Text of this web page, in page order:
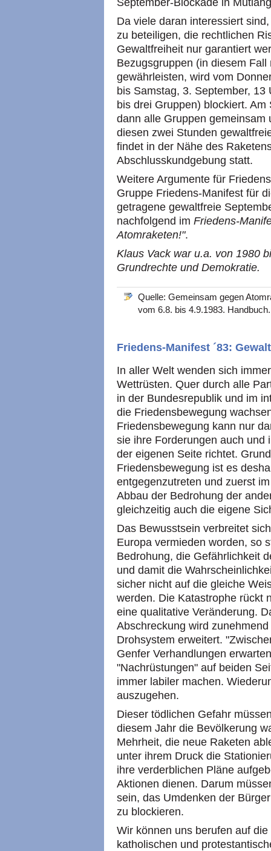
Da viele daran interessiert
zu beteiligen, die rechtlichen
Gewaltfreiheit nur garantiert
Bezugsgruppen (in diesem
gewährleisten, wird vom
bis Samstag, 3. September,
bis drei Gruppen) blockiert.
dann alle Gruppen
diesen zwei Stunden
findet in der Nähe des
Abschlusskundgebung statt.
Weitere Argumente für
Gruppe Friedens-Manifest für
getragene gewaltfreie
nachfolgend im Friedens-
Atomraketen!".
Klaus Vack war u.a. von 1980
Grundrechte und Demokratie.
Quelle: Gemeinsam gegen
vom 6.8. bis 4.9.1983.
Friedens-Manifest ´83:
In aller Welt wenden sich
Wettrüsten. Quer durch alle
in der Bundesrepublik und im
die Friedensbewegung
Friedensbewegung kann nur
sie ihre Forderungen auch und
der eigenen Seite richtet.
Friedensbewegung ist es
entgegenzutreten und zuerst
Abbau der Bedrohung der
gleichzeitig auch die eigene
Das Bewusstsein verbreitet
Europa vermieden worden, so
Bedrohung, die Gefährlichkeit
und damit die
sicher nicht auf die gleiche
werden. Die Katastrophe rückt
eine qualitative Veränderung.
Abschreckung wird
Drohsystem erweitert.
Genfer Verhandlungen
"Nachrüstungen" auf beiden
immer labiler machen.
auszugehen.
Dieser tödlichen Gefahr
diesem Jahr die Bevölkerung
Mehrheit, die neue Raketen
unter ihrem Druck die
ihre verderblichen Pläne
Aktionen dienen. Darum
sein, das Umdenken der
zu blockieren.
Wir können uns berufen auf
katholischen und